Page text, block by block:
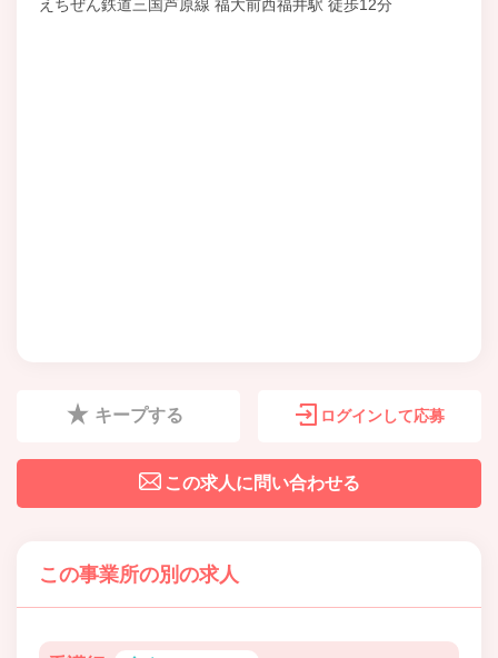
えちぜん鉄道三国芦原線 福大前西福井駅 徒歩12分
キープする ログインして応募
この求人に問い合わせる
この事業所の別の求人